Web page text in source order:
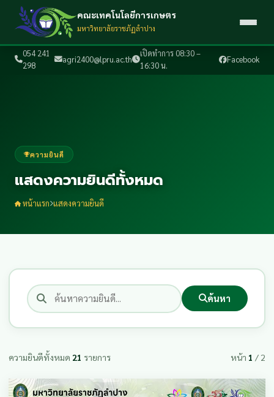
054 241
298
agri2400@lpru.ac.th
เปิดทำการ 08:30 –
16:30 น.
Facebook
คณะเทคโนโลยีการเกษตร
มหาวิทยาลัยราชภัฏลำปาง
ความยินดี
แสดงความยินดีทั้งหมด
หน้าแรก แสดงความยินดี
ค้นหา
ความยินดีทั้งหมด 21 รายการ หน้า 1 / 2